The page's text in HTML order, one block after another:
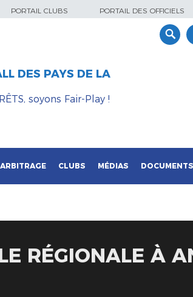
PORTAIL CLUBS PORTAIL DES OFFICIELS
DES PAYS DE LA
soyons Fair-Play !
ARBITRAGE CLUBS MÉDIAS DOCUMENTS
RÉGIONALE À